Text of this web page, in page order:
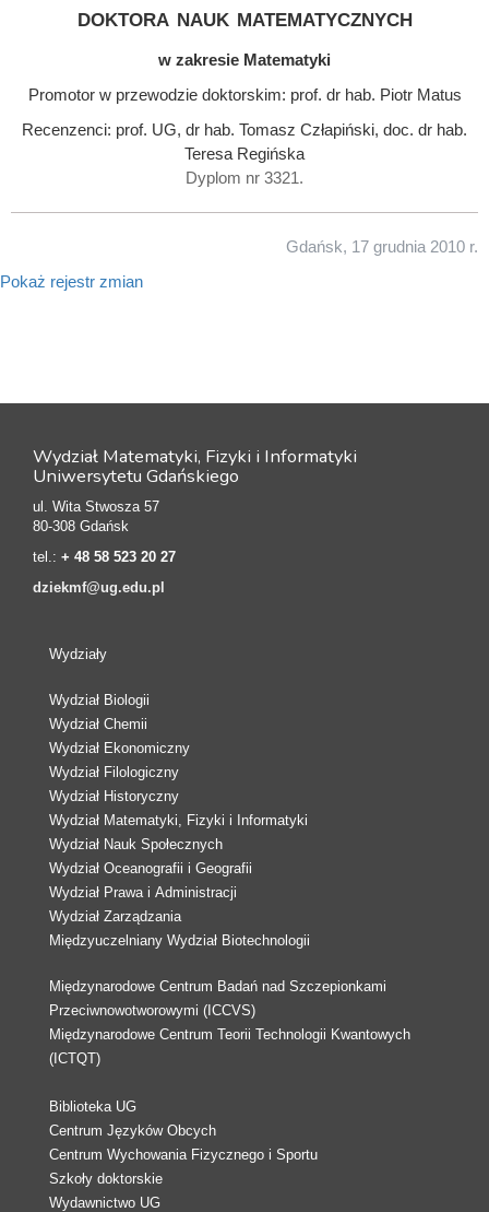
doktora nauk matematycznych
w zakresie Matematyki
Promotor w przewodzie doktorskim: prof. dr hab. Piotr Matus
Recenzenci: prof. UG, dr hab. Tomasz Człapiński, doc. dr hab.
Teresa Regińska
Dyplom nr 3321.
Gdańsk, 17 grudnia 2010 r.
Pokaż rejestr zmian
Wydział Matematyki, Fizyki i Informatyki
Uniwersytetu Gdańskiego
ul. Wita Stwosza 57
80-308 Gdańsk
tel.: + 48 58 523 20 27
dziekmf@ug.edu.pl
Wydziały
Wydział Biologii
Wydział Chemii
Wydział Ekonomiczny
Wydział Filologiczny
Wydział Historyczny
Wydział Matematyki, Fizyki i Informatyki
Wydział Nauk Społecznych
Wydział Oceanografii i Geografii
Wydział Prawa i Administracji
Wydział Zarządzania
Międzyuczelniany Wydział Biotechnologii
Międzynarodowe Centrum Badań nad Szczepionkami
Przeciwnowotworowymi (ICCVS)
Międzynarodowe Centrum Teorii Technologii Kwantowych
(ICTQT)
Biblioteka UG
Centrum Języków Obcych
Centrum Wychowania Fizycznego i Sportu
Szkoły doktorskie
Wydawnictwo UG